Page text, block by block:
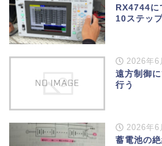
RX4744に
10ステッ
2026年6
遠方制御
行う
2026年6
蓄電池の